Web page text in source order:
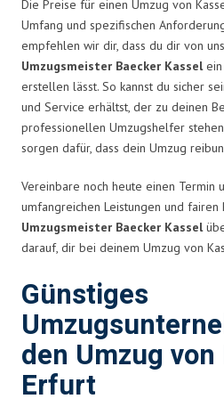
Die Preise für einen Umzug von
Umfang und spezifischen
empfehlen wir dir, dass du dir von
Umzugsmeister Baecker Kasselein
erstellen lässt. So kannst du sicher
und Service erhältst, der zu deinen
professionellen Umzugshelfer
sorgen dafür, dass dein Umzug
Vereinbare noch heute einen Termin
umfangreichen Leistungen und fairen
Umzugsmeister Baecker Kassel
darauf, dir bei deinem Umzug von
Günstiges
den Umzug
Erfurt